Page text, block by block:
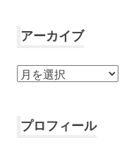
アーカイブ
ア
イ
プロフィール